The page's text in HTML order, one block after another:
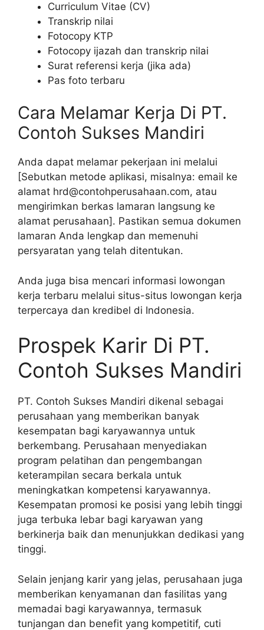
Curriculum Vitae (CV)
Transkrip nilai
Fotocopy KTP
Fotocopy ijazah dan transkrip nilai
Surat referensi kerja (jika ada)
Pas foto terbaru
Cara Melamar Kerja Di PT.
Contoh Sukses Mandiri
Anda dapat melamar pekerjaan ini melalui
[Sebutkan metode aplikasi, misalnya: email ke
alamat hrd@contohperusahaan.com, atau
mengirimkan berkas lamaran langsung ke
alamat perusahaan]. Pastikan semua dokumen
lamaran Anda lengkap dan memenuhi
persyaratan yang telah ditentukan.
Anda juga bisa mencari informasi lowongan
kerja terbaru melalui situs-situs lowongan kerja
terpercaya dan kredibel di Indonesia.
Prospek Karir Di PT.
Contoh Sukses Mandiri
PT. Contoh Sukses Mandiri dikenal sebagai
perusahaan yang memberikan banyak
kesempatan bagi karyawannya untuk
berkembang. Perusahaan menyediakan
program pelatihan dan pengembangan
keterampilan secara berkala untuk
meningkatkan kompetensi karyawannya.
Kesempatan promosi ke posisi yang lebih tinggi
juga terbuka lebar bagi karyawan yang
berkinerja baik dan menunjukkan dedikasi yang
tinggi.
Selain jenjang karir yang jelas, perusahaan juga
memberikan kenyamanan dan fasilitas yang
memadai bagi karyawannya, termasuk
tunjangan dan benefit yang kompetitif, cuti